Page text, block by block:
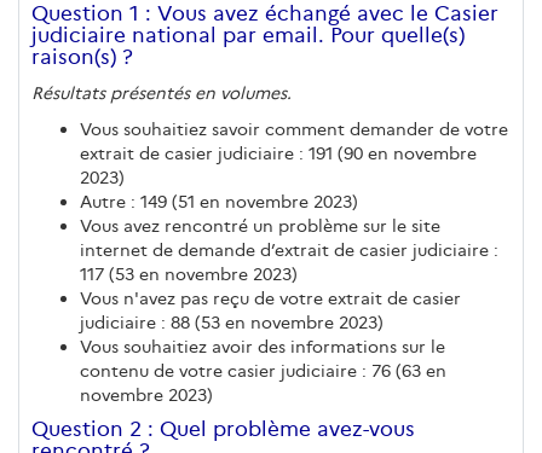
Question 1 : Vous avez échangé avec le Casier
judiciaire national par email. Pour quelle(s)
raison(s) ?
Résultats présentés en volumes.
Vous souhaitiez savoir comment demander de votre
extrait de casier judiciaire : 191 (90 en novembre
2023)
Autre : 149 (51 en novembre 2023)
Vous avez rencontré un problème sur le site
internet de demande d’extrait de casier judiciaire :
117 (53 en novembre 2023)
Vous n'avez pas reçu de votre extrait de casier
judiciaire : 88 (53 en novembre 2023)
Vous souhaitiez avoir des informations sur le
contenu de votre casier judiciaire : 76 (63 en
novembre 2023)
Question 2 : Quel problème avez-vous